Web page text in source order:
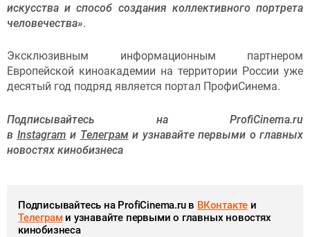
искусства и способ создания коллективного портрета
человечества».
Эксклюзивным информационным партнером
Европейской киноакадемии на территории России уже
десятый год подряд является портал ПрофиСинема.
Подписывайтесь на ProfiCinema.ru
в Instagram и Телеграм и узнавайте первыми о главных
новостях кинобизнеса
Подписывайтесь на ProfiCinema.ru в ВКонтакте и
Телеграми узнавайте первыми о главных новостях
кинобизнеса